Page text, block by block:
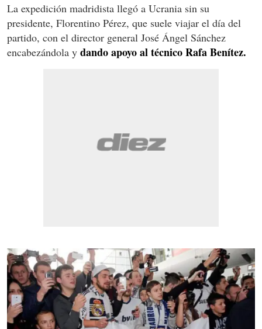
La expedición madridista llegó a Ucrania sin su
presidente, Florentino Pérez, que suele viajar el día del
partido, con el director general José Ángel Sánchez
encabezándola y dando apoyo al técnico Rafa Benítez.